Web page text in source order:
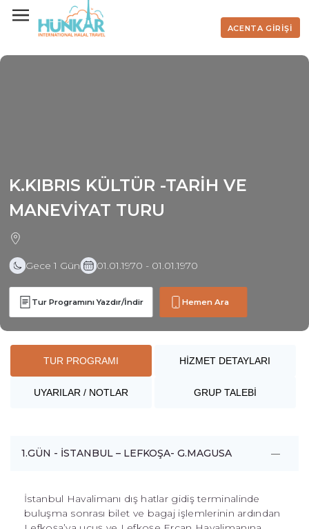
ACENTA GİRİŞİ
K.KIBRIS KÜLTÜR -TARİH VE
MANEVİYAT TURU
Gece 1 Gün 01.01.1970 - 01.01.1970
Tur Programını Yazdır/İndir Hemen Ara
TUR PROGRAMI HİZMET DETAYLARI
UYARILAR / NOTLAR GRUP TALEBİ
1.GÜN - İSTANBUL – LEFKOŞA- G.MAGUSA
İstanbul Havalimanı dış hatlar gidiş terminalinde
buluşma sonrası bilet ve bagaj işlemlerinin ardından